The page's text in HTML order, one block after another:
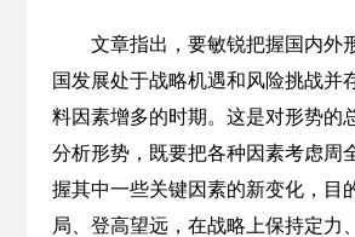
文章指出，要敏锐把握国内外
国发展处于战略机遇和风险挑战并
料因素增多的时期。这是对形势的
分析形势，既要把各种因素考虑周
握其中一些关键因素的新变化，目
局、登高望远，在战略上保持定力